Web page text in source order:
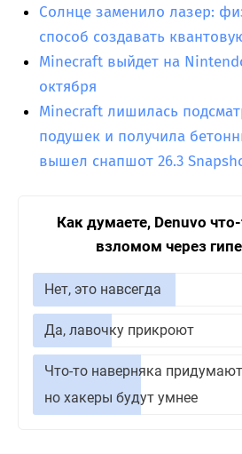
Солнце заменило лазер:
способ создавать
Minecraft выйдет на
октября
Minecraft лишилась
подушек и получила
вышел снапшот 26.3
Как думаете, Denuvo
взломом через
Нет, это навсегда
Да, лавочку прикроют
Что-то наверняка
но хакеры будут умнее